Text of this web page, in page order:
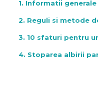
1. Informatii
2. Reguli si metode
3. 10 sfaturi pentru
4. Stoparea albirii